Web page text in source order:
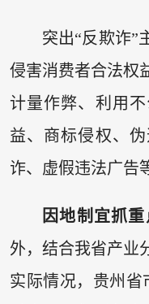
突出“反欺诈”
侵害消费者合法权
计量作弊、利用
益、商标侵权、
诈、虚假违法广告
因地制宜抓重
外，结合我省产业
实际情况，贵州省